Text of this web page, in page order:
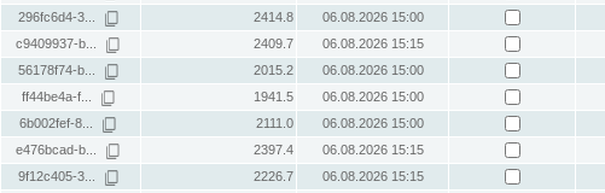
296fc6d4-3... 2414.8
06.08.2026 15:00
c9409937-b... 2409.7
06.08.2026 15:15
56178f74-b... 2015.2
06.08.2026 15:00
ff44be4a-f... 1941.5
06.08.2026 15:00
6b002fef-8... 2111.0
06.08.2026 15:00
e476bcad-b... 2397.4
06.08.2026 15:15
9f12c405-3... 2226.7
06.08.2026 15:15